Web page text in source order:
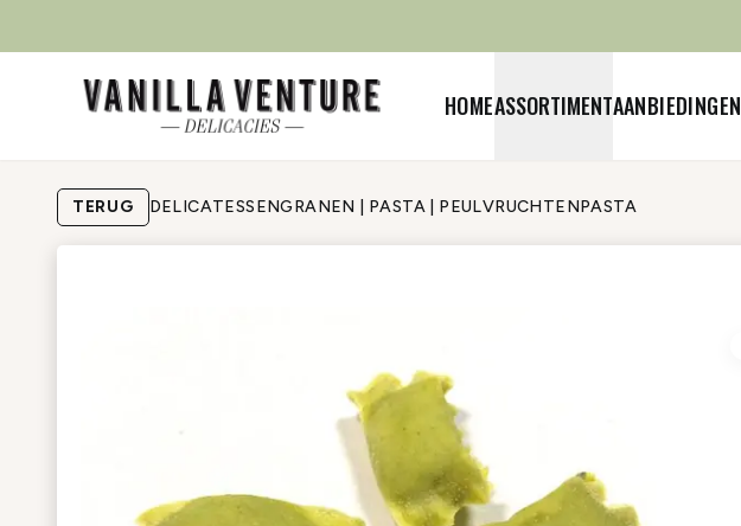
HOMEASSORTIMENTAANBIEDINGEN
TERUG DELICATESSENGRANEN | PASTA | PEULVRUCHTENPASTA